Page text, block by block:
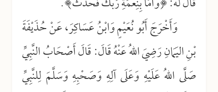
وَأَخْرَجَ أَبُو نُعَيْمٍ وَابْنُ عَسَاكِرَ، عَنْ حُذَيْفَةَ
بْنِ اليَمَانِ رَضِيَ اللهُ عَنْهُ قَالَ: قَالَ أَصْحَابُ النَّبِيِّ
صَلَّى اللهُ عَلَيْهِ وَعَلَى آلِهِ وَصَحْبِهِ وَسَلَّمَ لِلنَّبِيِّ